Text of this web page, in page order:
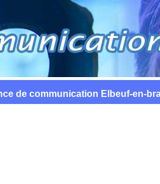
de communication Elbeuf-en-